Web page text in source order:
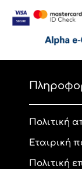
Πολιτική
Εταιρική
Πολιτική